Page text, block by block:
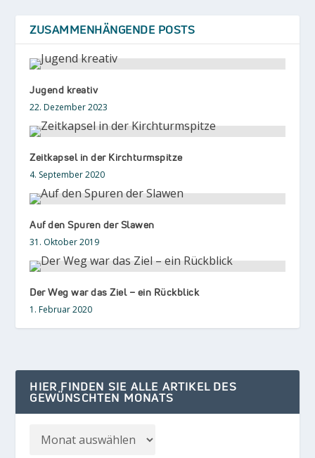
ZUSAMMENHÄNGENDE POSTS
Jugend kreativ
22. Dezember 2023
Zeitkapsel in der Kirchturmspitze
4. September 2020
Auf den Spuren der Slawen
31. Oktober 2019
Der Weg war das Ziel – ein Rückblick
1. Februar 2020
HIER FINDEN SIE ALLE ARTIKEL DES
GEWÜNSCHTEN MONATS